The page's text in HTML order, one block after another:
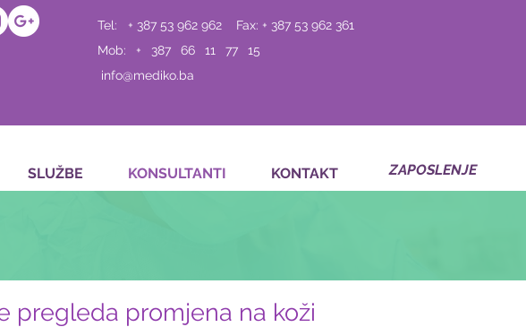
Tel: + 387 53 962 962 Fax: + 387 53 962 361
Mob: + 387 66 11 77 15
info@mediko.ba
SLUŽBE KONSULTANTI KONTAKT ZAPOSLENJE
pregleda promjena na koži